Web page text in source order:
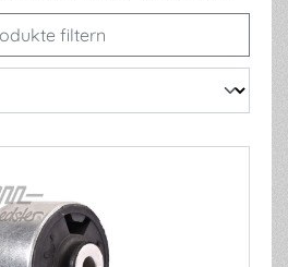
filtern